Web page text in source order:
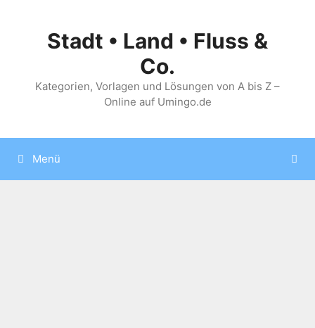
springenStadt • Land • Fluss &
Co.
Kategorien, Vorlagen und Lösungen von A bis Z –
Online auf Umingo.de
Menü